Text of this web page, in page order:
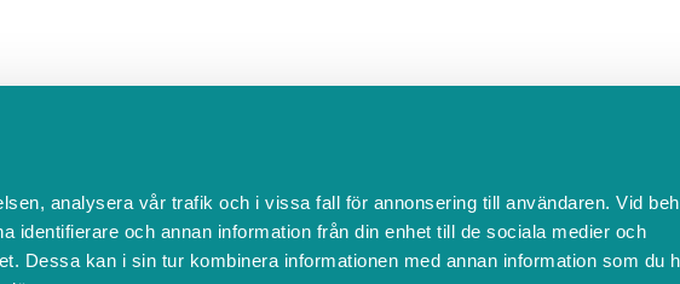
analysera vår trafik och i vissa fall för annonsering till användaren. Vid
identifierare och annan information från din enhet till de sociala medier och
Dessa kan i sin tur kombinera informationen med annan information som du